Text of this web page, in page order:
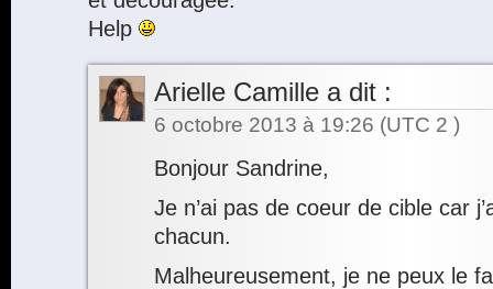
Help
Arielle Camille a dit :
6 octobre 2013 à 19:26 (UTC 2 )
Bonjour Sandrine,
Je n’ai pas de coeur de cible car
chacun.
Malheureusement, je ne peux le